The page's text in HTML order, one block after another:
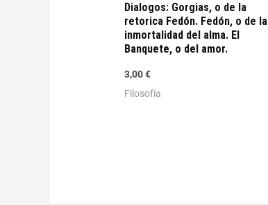
Dialogos: Gorgias, o de la
retorica Fedón. Fedón, o de la
inmortalidad del alma. El
Banquete, o del amor.
3,00€
Filosofía